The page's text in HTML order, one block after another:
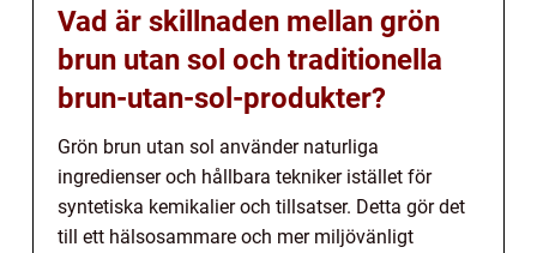
Vad är skillnaden mellan grön
brun utan sol och traditionella
brun-utan-sol-produkter?
Grön brun utan sol använder naturliga
ingredienser och hållbara tekniker istället för
syntetiska kemikalier och tillsatser. Detta gör det
till ett hälsosammare och mer miljövänligt